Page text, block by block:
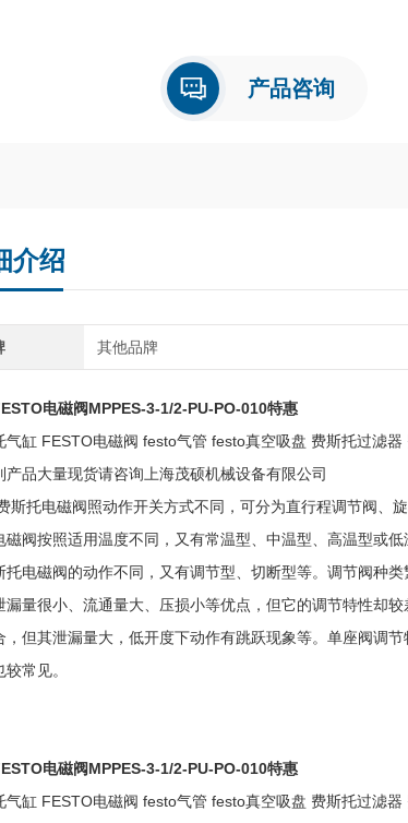
产品咨询
介绍
其他品牌
电磁阀MPPES-3-1/2-PU-PO-010特惠
气缸 FESTO电磁阀 festo气管 festo真空吸盘 费斯托过滤
产品大量现货请咨询上海茂硕机械设备有限公司
斯托电磁阀照动作开关方式不同，可分为直行程调节阀、
磁阀按照适用温度不同，又有常温型、中温型、高温型或
托电磁阀的动作不同，又有调节型、切断型等。调节阀种
漏量很小、流通量大、压损小等优点，但它的调节特性却
，但其泄漏量大，低开度下动作有跳跃现象等。单座阀调
常见。
电磁阀MPPES-3-1/2-PU-PO-010特惠
气缸 FESTO电磁阀 festo气管 festo真空吸盘 费斯托过滤